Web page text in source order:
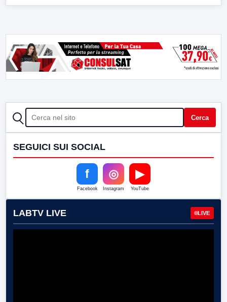
CERCA Cerca
SEGUICI SUI SOCIAL
f
Facebook
◎
Instagram
▶
YouTube
LABTV LIVE LIVE